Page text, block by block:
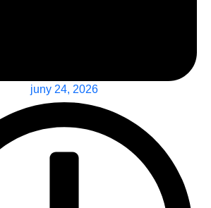
juny 24, 2026